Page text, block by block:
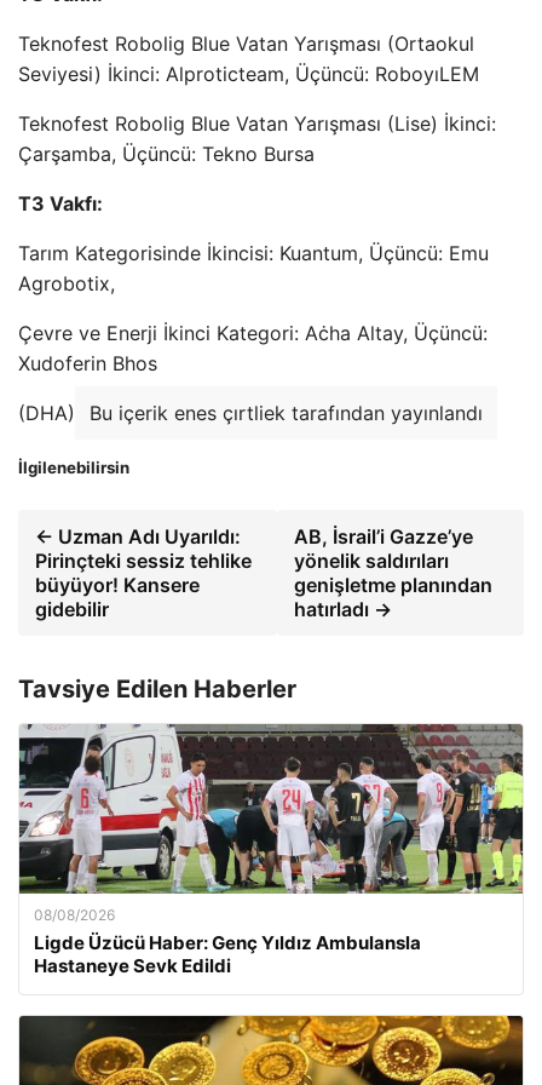
Teknofest Robolig Blue Vatan Yarışması (Ortaokul
Seviyesi) İkinci: Alproticteam, Üçüncü: RoboyıLEM
Teknofest Robolig Blue Vatan Yarışması (Lise) İkinci:
Çarşamba, Üçüncü: Tekno Bursa
T3 Vakfı:
Tarım Kategorisinde İkincisi: Kuantum, Üçüncü: Emu
Agrobotix,
Çevre ve Enerji İkinci Kategori: Aċha Altay, Üçüncü:
Xudoferin Bhos
(DHA) Bu içerik enes çırtliek tarafından yayınlandı
İlgilenebilirsin
← Uzman Adı Uyarıldı:
Pirinçteki sessiz tehlike
büyüyor! Kansere
gidebilir
AB, İsrail’i Gazze’ye
yönelik saldırıları
genişletme planından
hatırladı →
Tavsiye Edilen Haberler
08/08/2026
Ligde Üzücü Haber: Genç Yıldız Ambulansla
Hastaneye Sevk Edildi